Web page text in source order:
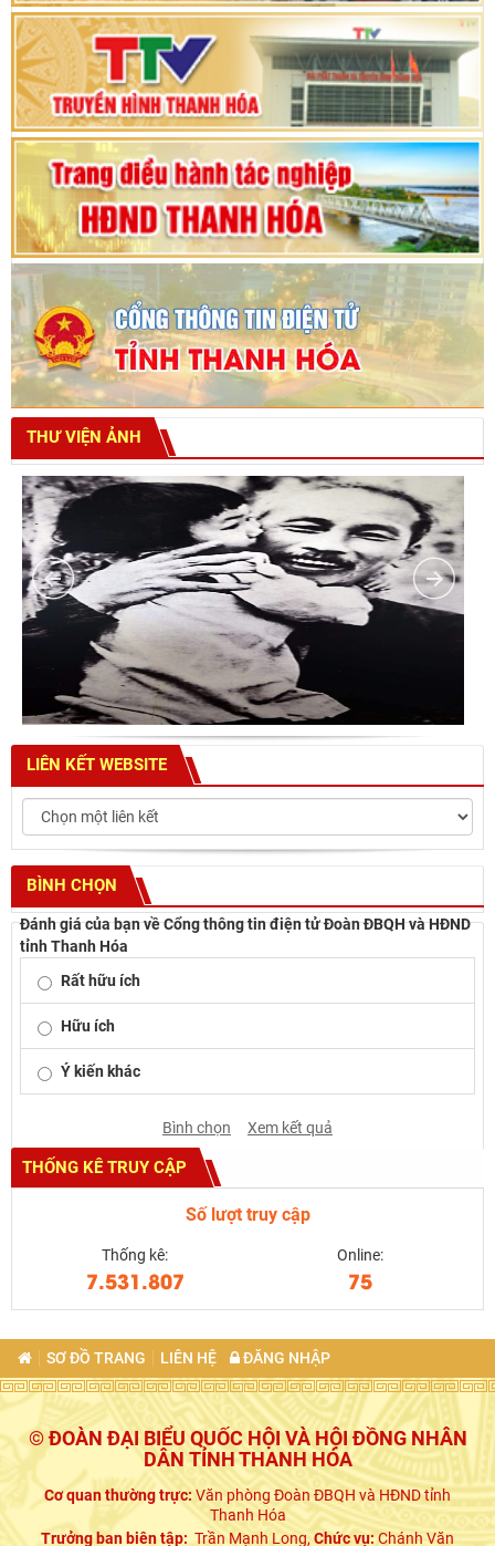
Bế mạc Kỳ họp thứ hai bốn, Hội đồng nhân dân
tỉnh khoá XVIII
THƯ VIỆN ẢNH
LIÊN KẾT WEBSITE
BÌNH CHỌN
Đánh giá của bạn về Cổng thông tin điện tử Đoàn ĐBQH và HĐND
tỉnh Thanh Hóa
Rất hữu ích
Hữu ích
Ý kiến khác
Bình chọn Xem kết quả
THỐNG KÊ TRUY CẬP
Số lượt truy cập
Thống kê:
7.531.807
Online:
75
SƠ ĐỒ TRANG LIÊN HỆ ĐĂNG NHẬP
© ĐOÀN ĐẠI BIỂU QUỐC HỘI VÀ HỘI ĐỒNG NHÂN
DÂN TỈNH THANH HÓA
Cơ quan thường trực:Văn phòng Đoàn ĐBQH và HĐND tỉnh
Thanh Hóa
Trưởng ban biên tập: Trần Mạnh Long,Chức vụ:Chánh Văn